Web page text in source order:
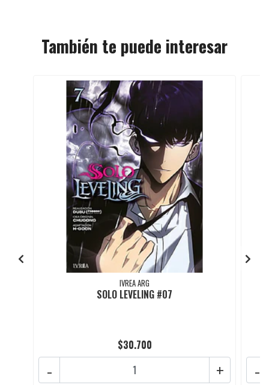
También te puede interesar
IVREA ARG
SOLO LEVELING #07
$30.700
+
- -